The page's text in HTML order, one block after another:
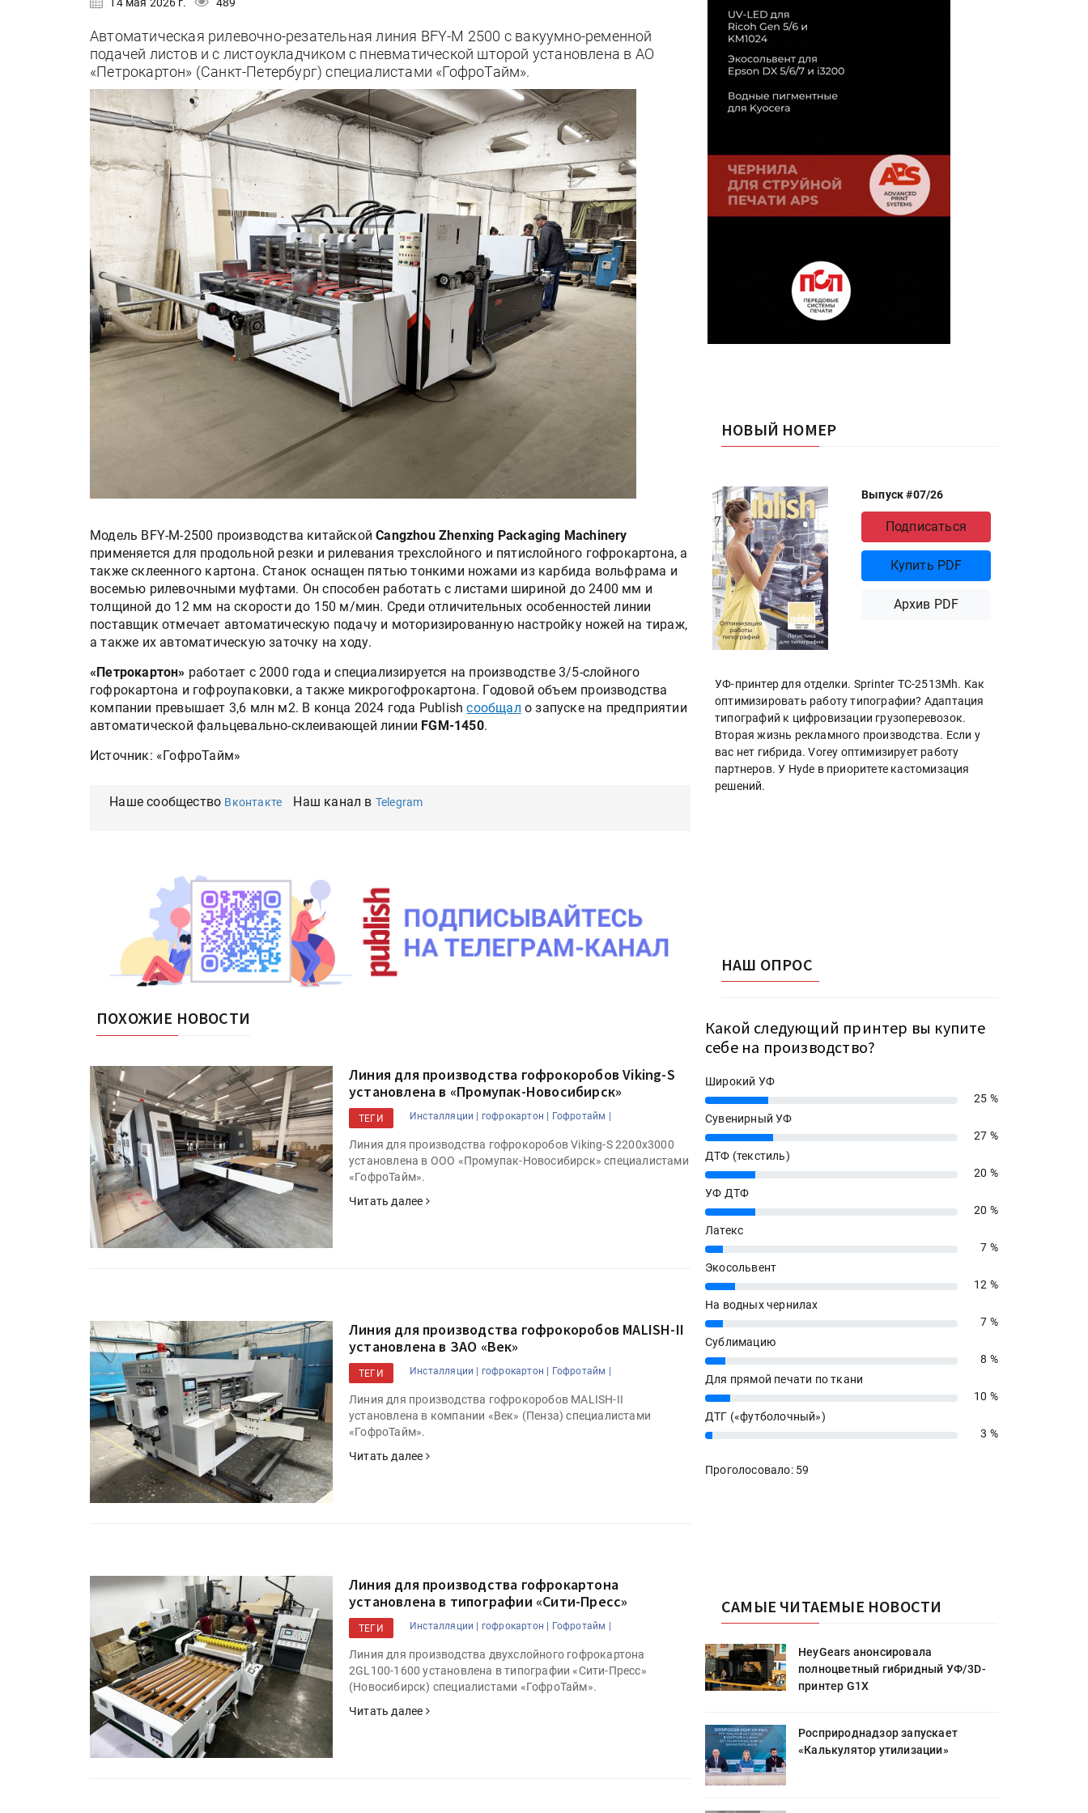
Автоматическая рилевочно-резательная линия BFY-M 2500 с вакуумно-ременной
подачей листов и с листоукладчиком с пневматической шторой установлена в АО
«Петрокартон» (Санкт-Петербург) специалистами «ГофроТайм».
Модель BFY-M-2500 производства китайскойCangzhou Zhenxing Packaging Machinery
применяется для продольной резки и рилевания трехслойного и пятислойного гофрокартона, а
также склеенного картона. Станок оснащен пятью тонкими ножами из карбида вольфрама и
восемью рилевочными муфтами. Он способен работать с листами шириной до 2400 мм и
толщиной до 12 мм на скорости до 150 м/мин. Среди отличительных особенностей линии
поставщик отмечает автоматическую подачу и моторизированную настройку ножей на тираж,
а также их автоматическую заточку на ходу.
«Петрокартон» работает с 2000 года и специализируется на производстве 3/5-слойного
гофрокартона и гофроупаковки, а также микрогофрокартона. Годовой объем производства
компании превышает 3,6 млн м2. В конца 2024 года Publishсообщал о запуске на предприятии
автоматической фальцевально-склеивающей линии FGM-1450.
Источник: «ГофроТайм»
Наше сообщество Вконтакте Наш канал в Telegram
ПОХОЖИЕ НОВОСТИ
Линия для производства гофрокоробов Viking-S
установлена в «Промупак-Новосибирск»
ТЕГИ Инсталляции | гофрокартон | Гофротайм |
Линия для производства гофрокоробов Viking-S 2200x3000
установлена в ООО «Промупак-Новосибирск» специалистами
«ГофроТайм».
Читать далее
Линия для производства гофрокоробов MALISH-II
установлена в ЗАО «Век»
ТЕГИ Инсталляции | гофрокартон | Гофротайм |
Линия для производства гофрокоробов MALISH-II
установлена в компании «Век» (Пенза) специалистами
«ГофроТайм».
Читать далее
Линия для производства гофрокартона
установлена в типографии «Cити-Пресс»
ТЕГИ Инсталляции | гофрокартон | Гофротайм |
Линия для производства двухслойного гофрокартона
2GL100-1600 установлена в типографии «Сити-Пресс»
(Новосибирск) специалистами «ГофроТайм».
Читать далее
НОВЫЙ НОМЕР
Выпуск #07/26
Подписаться
Купить PDF
Архив PDF
УФ-принтер для отделки. Sprinter ТС-2513Mh. Как
оптимизировать работу типографии? Адаптация
типографий к цифровизации грузоперевозок.
Вторая жизнь рекламного производства. Если у
вас нет гибрида. Vorey оптимизирует работу
партнеров. У Hyde в приоритете кастомизация
решений.
НАШ ОПРОС
Какой следующий принтер вы купите
себе на производство?
Широкий УФ
25%
25 %
Сувенирный УФ
27%
27 %
ДТФ (текстиль)
20%
20 %
УФ ДТФ
20%
20 %
Латекс
7%
7 %
Экосольвент
12%
12 %
На водных чернилах
7%
7 %
Сублимацию
8%
8 %
Для прямой печати по ткани
10%
10 %
ДТГ («футболочный»)
3% 3 %
Проголосовало: 59
САМЫЕ ЧИТАЕМЫЕ НОВОСТИ
HeyGears анонсировала
полноцветный гибридный УФ/3D-
принтер G1X
Росприроднадзор запускает
«Калькулятор утилизации»
HeyGears анонсировала
полноцветный гибридный УФ/3D-
принтер G1X
HeyGears анонсировала
полноцветный гибридный УФ/3D-
принтер G1X
Росприроднадзор запускает
«Калькулятор утилизации»